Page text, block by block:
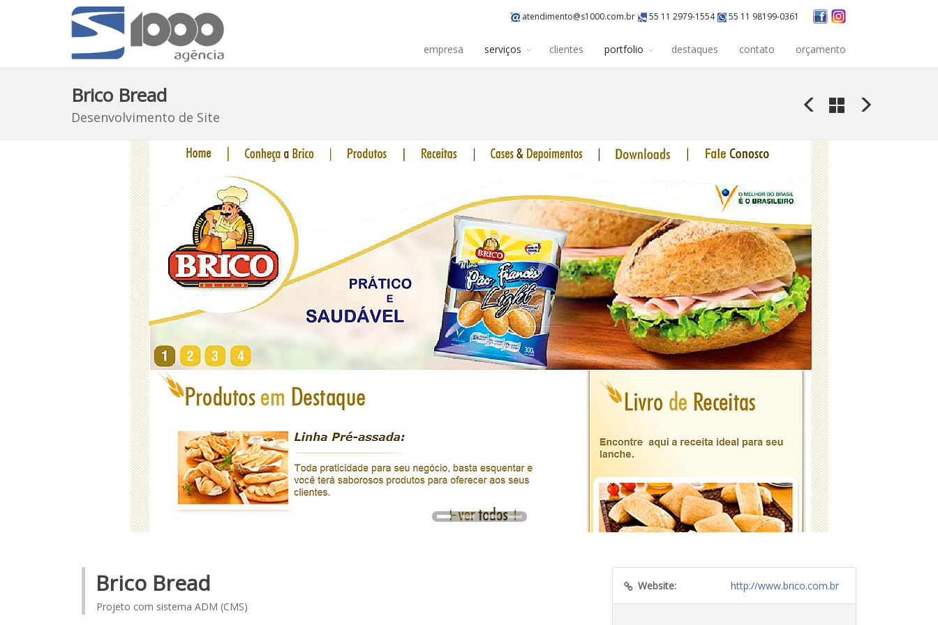
atendimento@s1000.com.br 55 11 2979-1554 55 11 98199-0361
empresa serviços clientes portfolio destaques contato orçamento
Brico Bread
Desenvolvimento de Site
Brico Bread
Projeto com sistema ADM (CMS)
Website: http://www.brico.com.br